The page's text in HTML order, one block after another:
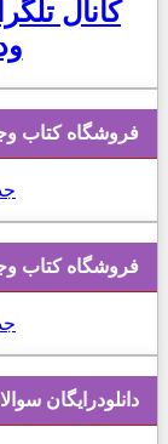
کانال
فروشگاه کتاب
فروشگاه کتاب
دانلودرایگان